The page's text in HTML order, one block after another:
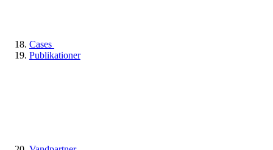
Cases
Publikationer